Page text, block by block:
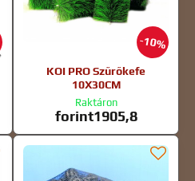
10%
KOI PRO Szűrőkefe
10X30CM
Raktáron
forint1905,8